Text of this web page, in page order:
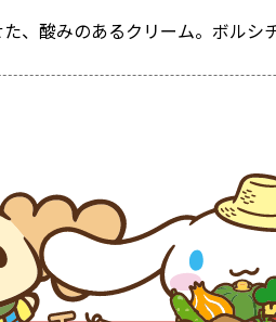
、酸みのあるクリーム。ボルシ